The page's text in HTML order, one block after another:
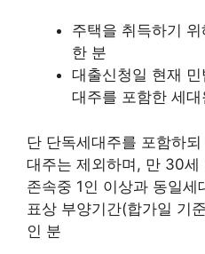
주택을 취득하기
한 분
대출신청일 현재
대주를 포함한 세
단 단독세대주를 포함하
대주는 제외하며, 만 30세
존속중 1인 이상과 동일
표상 부양기간(합가일 기
인 분